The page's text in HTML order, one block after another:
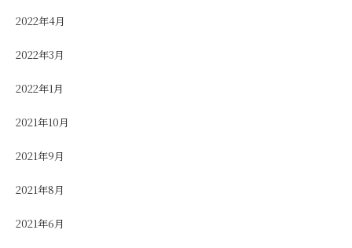
2022年4月
2022年3月
2022年1月
2021年10月
2021年9月
2021年8月
2021年6月